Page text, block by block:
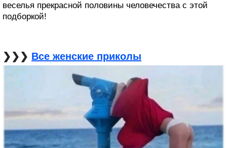
веселья прекрасной половины человечества с этой
подборкой!
❯❯❯ Все женские приколы